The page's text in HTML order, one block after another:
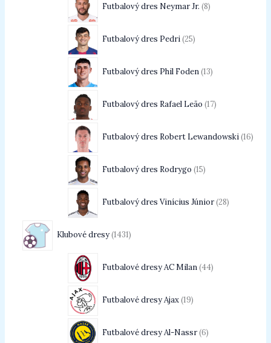
Futbalový dres Neymar Jr. 8
Futbalový dres Pedri 25
Futbalový dres Phil Foden 13
Futbalový dres Rafael Leão 17
Futbalový dres Robert Lewandowski 16
Futbalový dres Rodrygo 15
Futbalový dres Vinícius Júnior 28
Klubové dresy 1431
Futbalové dresy AC Milan 44
Futbalové dresy Ajax 19
Futbalové dresy Al-Nassr 6